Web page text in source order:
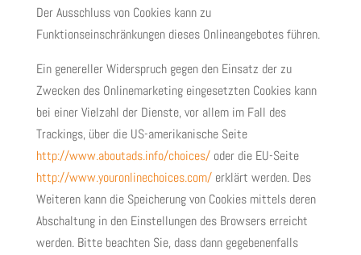
Der Ausschluss von Cookies kann zu
Funktionseinschränkungen dieses Onlineangebotes führen.
Ein genereller Widerspruch gegen den Einsatz der zu
Zwecken des Onlinemarketing eingesetzten Cookies kann
bei einer Vielzahl der Dienste, vor allem im Fall des
Trackings, über die US-amerikanische Seite
http://www.aboutads.info/choices/oder die EU-Seite
http://www.youronlinechoices.com/erklärt werden. Des
Weiteren kann die Speicherung von Cookies mittels deren
Abschaltung in den Einstellungen des Browsers erreicht
werden. Bitte beachten Sie, dass dann gegebenenfalls